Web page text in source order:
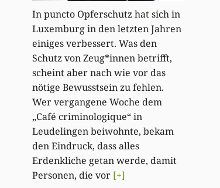
In puncto Opferschutz hat sich in
Luxemburg in den letzten Jahren
einiges verbessert. Was den
Schutz von Zeug*innen betrifft,
scheint aber nach wie vor das
nötige Bewusstsein zu fehlen.
Wer vergangene Woche dem
„Café criminologique“ in
Leudelingen beiwohnte, bekam
den Eindruck, dass alles
Erdenkliche getan werde, damit
Personen, die vor [+]